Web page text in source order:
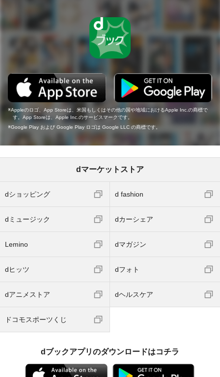
Appleのロゴ、App Storeは、米国もしくはその他の国や地域におけるApple Inc.の商標で
す。App Storeは、Apple Inc.のサービスマークです。
Google Play および Google Play ロゴは Google LLC の商標です。
dマーケットストア
dショッピング d fashion
dミュージック dカーシェア
Lemino dマガジン
dヒッツ dフォト
dアニメストア dヘルスケア
ドコモスポーツくじ
dブックアプリのダウンロードはコチラ